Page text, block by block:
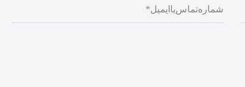
شمارهتماسیا ایمیل*